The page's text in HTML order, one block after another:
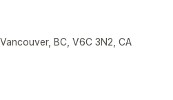
BC, V6C 3N2, CA